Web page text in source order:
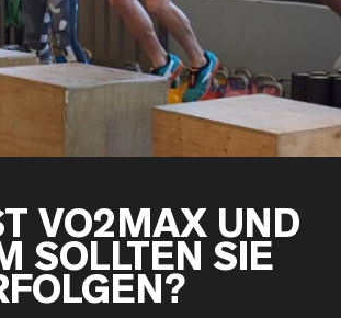
VO2MAX UND
SOLLTEN SIE